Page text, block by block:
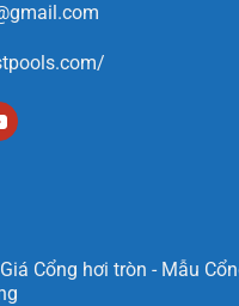
Cổng hơi tròn - Mẫu